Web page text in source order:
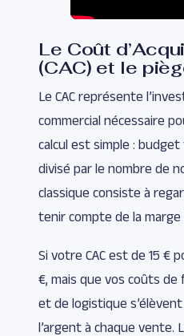
Le Coût
(CAC) et le
Le CAC représente
commercial nécessaire
calcul est simple :
divisé par le nombre de
classique consiste à
tenir compte de la
Si votre CAC est de 15 €
€, mais que vos coûts
et de logistique
l’argent à chaque vente.